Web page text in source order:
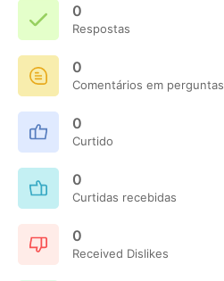
0
Respostas
0
Comentários em perguntas
0
Curtido
0
Curtidas recebidas
0
Received Dislikes